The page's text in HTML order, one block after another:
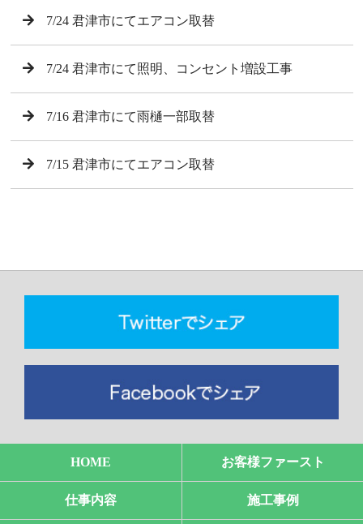
7/24 君津市にてエアコン取替
7/24 君津市にて照明、コンセント増設工事
7/16 君津市にて雨樋一部取替
7/15 君津市にてエアコン取替
HOME お客様ファースト
仕事内容 施工事例